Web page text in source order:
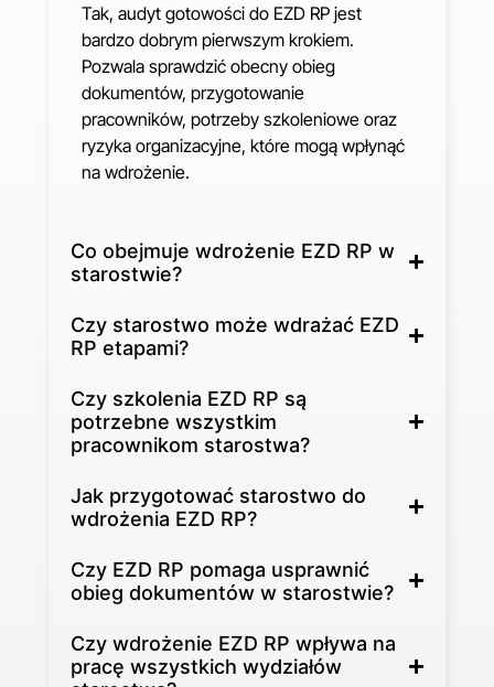
Tak, audyt gotowości do EZD RP jest
bardzo dobrym pierwszym krokiem.
Pozwala sprawdzić obecny obieg
dokumentów, przygotowanie
pracowników, potrzeby szkoleniowe oraz
ryzyka organizacyjne, które mogą wpłynąć
na wdrożenie.
Co obejmuje wdrożenie EZD RP w
starostwie?
Czy starostwo może wdrażać EZD
RP etapami?
Czy szkolenia EZD RP są
potrzebne wszystkim
pracownikom starostwa?
Jak przygotować starostwo do
wdrożenia EZD RP?
Czy EZD RP pomaga usprawnić
obieg dokumentów w starostwie?
Czy wdrożenie EZD RP wpływa na
pracę wszystkich wydziałów